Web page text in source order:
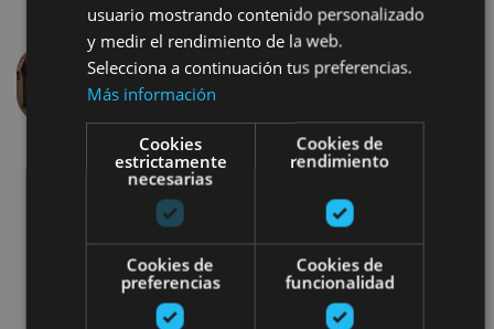
Anterior
Gastronomía Arquitectura civil
usuario mostrando contenido personalizado
y medir el rendimiento de la web.
Selecciona a continuación tus preferencias.
Más información
Cookies
estrictamente
necesarias
Cookies de
rendimiento
Cookies de
preferencias
Cookies de
funcionalidad